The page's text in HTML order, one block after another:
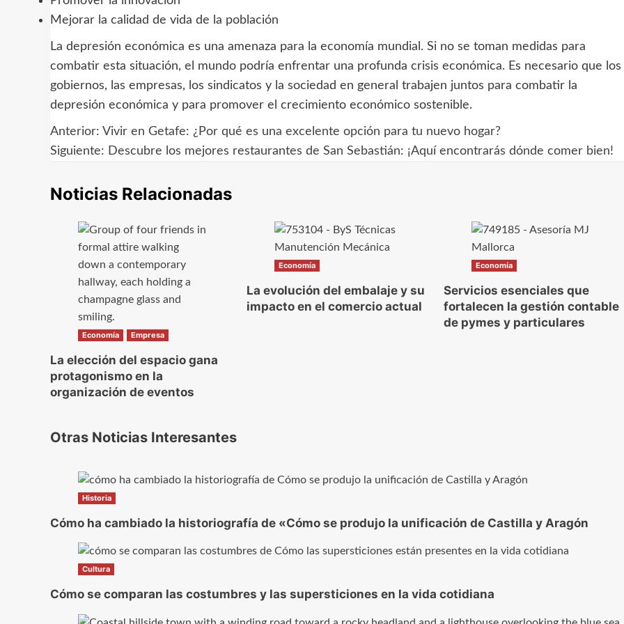
Mejorar la calidad de vida de la población
La depresión económica es una amenaza para la economía mundial. Si no se toman medidas para
combatir esta situación, el mundo podría enfrentar una profunda crisis económica. Es necesario que los
gobiernos, las empresas, los sindicatos y la sociedad en general trabajen juntos para combatir la
depresión económica y para promover el crecimiento económico sostenible.
Navegación
entradas
Anterior: Vivir en Getafe: ¿Por qué es una excelente opción para tu nuevo hogar?
Siguiente: Descubre los mejores restaurantes de San Sebastián: ¡Aquí encontrarás dónde comer bien!
Noticias Relacionadas
Economía Empresa
La elección del espacio gana
protagonismo en la
organización de eventos
Economía
La evolución del embalaje y su
impacto en el comercio actual
Economía
Servicios esenciales que
fortalecen la gestión contable
de pymes y particulares
Otras Noticias Interesantes
Historia
Cómo ha cambiado la historiografía de «Cómo se produjo la unificación de Castilla y Aragón
Cultura
Cómo se comparan las costumbres y las supersticiones en la vida cotidiana